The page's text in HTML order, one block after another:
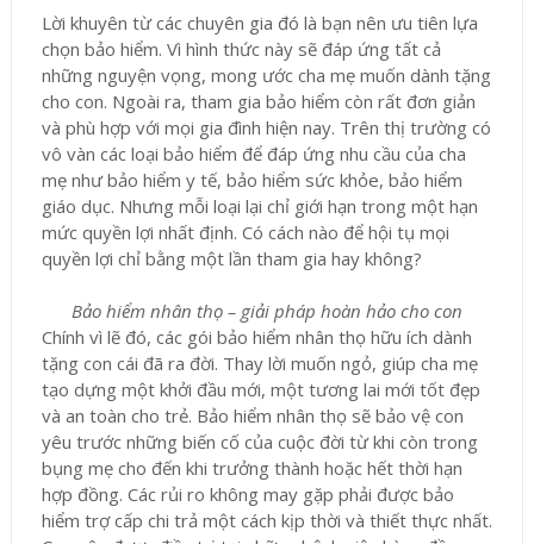
Lời khuyên từ các chuyên gia đó là bạn nên ưu tiên lựa
chọn bảo hiểm. Vì hình thức này sẽ đáp ứng tất cả
những nguyện vọng, mong ước cha mẹ muốn dành tặng
cho con. Ngoài ra, tham gia bảo hiểm còn rất đơn giản
và phù hợp với mọi gia đình hiện nay. Trên thị trường có
vô vàn các loại bảo hiểm để đáp ứng nhu cầu của cha
mẹ như bảo hiểm y tế, bảo hiểm sức khỏe, bảo hiểm
giáo dục. Nhưng mỗi loại lại chỉ giới hạn trong một hạn
mức quyền lợi nhất định. Có cách nào để hội tụ mọi
quyền lợi chỉ bằng một lần tham gia hay không?
Bảo hiểm nhân thọ – giải pháp hoàn hảo cho con
Chính vì lẽ đó, các gói bảo hiểm nhân thọ hữu ích dành
tặng con cái đã ra đời. Thay lời muốn ngỏ, giúp cha mẹ
tạo dựng một khởi đầu mới, một tương lai mới tốt đẹp
và an toàn cho trẻ. Bảo hiểm nhân thọ sẽ bảo vệ con
yêu trước những biến cố của cuộc đời từ khi còn trong
bụng mẹ cho đến khi trưởng thành hoặc hết thời hạn
hợp đồng. Các rủi ro không may gặp phải được bảo
hiểm trợ cấp chi trả một cách kịp thời và thiết thực nhất.